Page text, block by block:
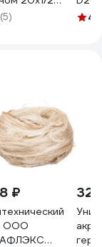
(5)
4.6
₽
ООО